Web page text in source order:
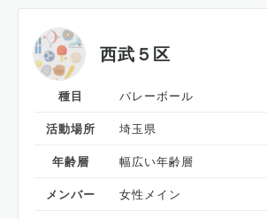
西武５区
種目 バレーボール
活動場所 埼玉県
年齢層 幅広い年齢層
メンバー 女性メイン